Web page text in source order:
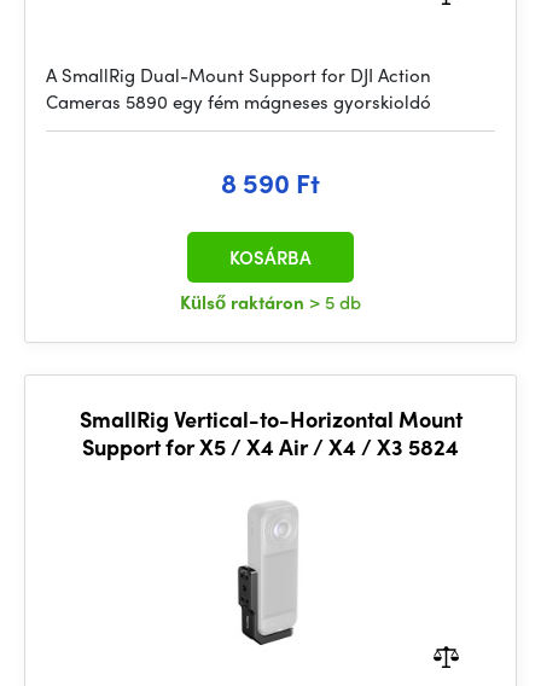
A SmallRig Dual-Mount Support for DJI Action
Cameras 5890 egy fém mágneses gyorskioldó
8 590 Ft
Külső raktáron > 5 db
KOSÁRBA
SmallRig Vertical-to-Horizontal Mount
Support for X5 / X4 Air / X4 / X3 5824